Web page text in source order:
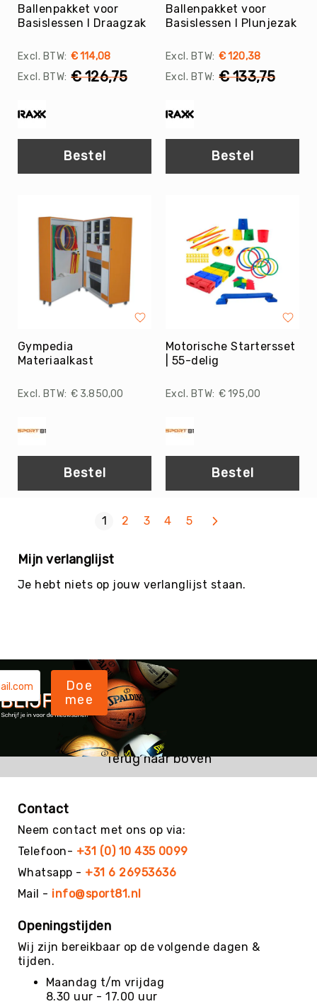
Diversen
Voor
docent
Gehoorbescherming
Beweegpot
Drinkflessen
&
Bidons
Tassen
EHBO
Literatuur
Sportpakketten
Voordeelpakketten
MRT
Voelen
aanraken
Grove
Beweeg
Wijs
Basis
Beweeg
Wijs
Keuze
Beweeg
Energizers
Beweeg
Wijs-
Uitjes
-
Materiaal
Kieshoek
Navigatie
Ballenpakket voor
Basislessen I Draagzak
€ 114,08
€ 126,75
Bestel
Ballenpakket voor
Basislessen I Plunjezak
€ 120,38
€ 133,75
Bestel
Gympedia
Materiaalkast
€ 3.850,00
Bestel
Motorische Startersset
| 55-delig
€ 195,00
Bestel
U lees momenteel pagina
1 Pagina
2 Pagina
3 Pagina
4 Pagina
5 Pagina
Volgende
Mijn verlanglijst
Je hebt niets op jouw verlanglijst staan.
Doe
mee
Terug naar boven
Contact
Neem contact met ons op via:
Telefoon- +31 (0) 10 435 0099
Whatsapp - +31 6 26953636
Mail - info@sport81.nl
Openingstijden
Wij zijn bereikbaar op de volgende dagen &
tijden.
Maandag t/m vrijdag
8.30 uur - 17.00 uur